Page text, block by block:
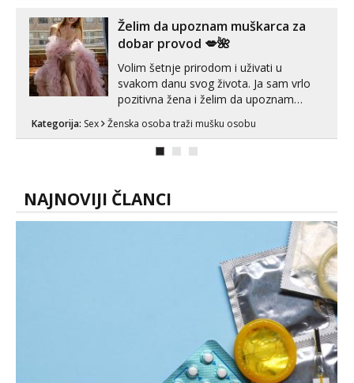
autentičnosti možeš me vidjeti na
videopozivu. 😉 S vama sam vec 5 ...
Želim da upoznam muškarca za
dobar provod 💋🌺
Volim šetnje prirodom i uživati u
svakom danu svog života. Ja sam vrlo
pozitivna žena i želim da upoznam
može i nešto više.💋🌺 Klikni na link
ispod i nadji me tamo, cekam te!
Kategorija: Sex Ženska osoba traži mušku osobu
NAJNOVIJI ČLANCI